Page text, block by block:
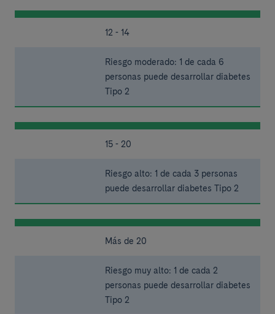
12 - 14
Riesgo moderado: 1 de cada 6
personas puede desarrollar diabetes
Tipo 2
15 - 20
Riesgo alto: 1 de cada 3 personas
puede desarrollar diabetes Tipo 2
Más de 20
Riesgo muy alto: 1 de cada 2
personas puede desarrollar diabetes
Tipo 2